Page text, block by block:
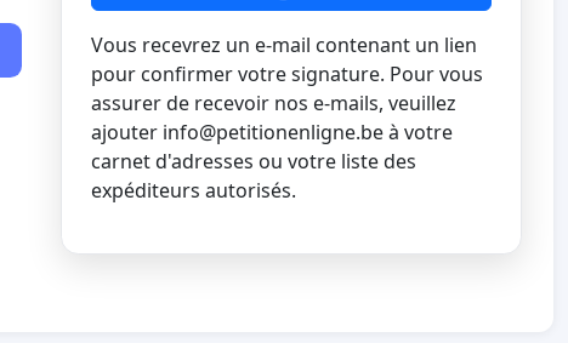
Vous recevrez un e-mail contenant un lien
pour confirmer votre signature. Pour vous
assurer de recevoir nos e-mails, veuillez
ajouter info@petitionenligne.beà votre
carnet d'adresses ou votre liste des
expéditeurs autorisés.